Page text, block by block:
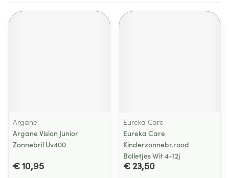
Argane
Argane Vision Junior
Zonnebril Uv400
€ 10,95
Eureka Care
Eureka Care
Kinderzonnebr.rood
Bolletjes Wit 4-12j
€ 23,50